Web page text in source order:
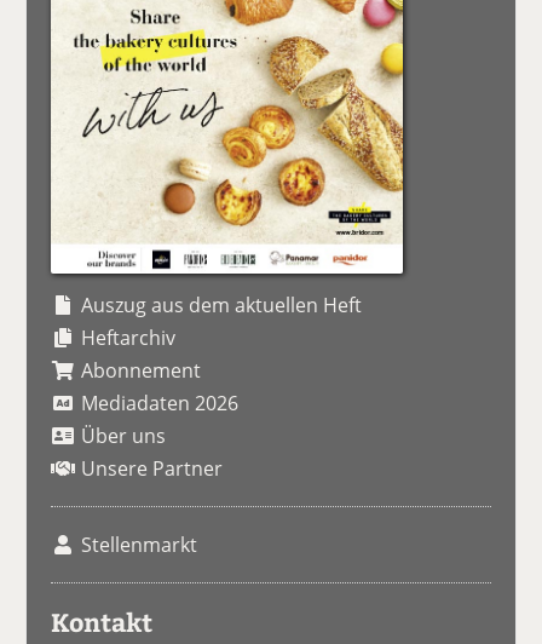
Auszug aus dem aktuellen Heft
Heftarchiv
Abonnement
Mediadaten 2026
Über uns
Unsere Partner
Stellenmarkt
Kontakt